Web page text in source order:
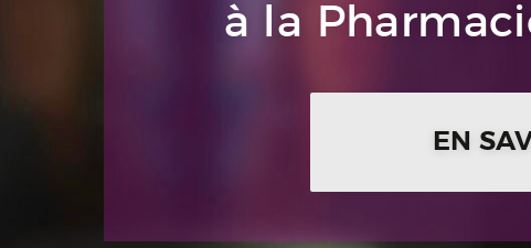
à la
EN